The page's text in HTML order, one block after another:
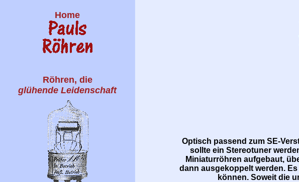
Home
Röhren, die
glühende Leidenschaft
Optisch passend zum SE-
sollte ein Stereotuner
Miniaturröhren aufgebaut,
dann ausgekoppelt werden.
können. Soweit die